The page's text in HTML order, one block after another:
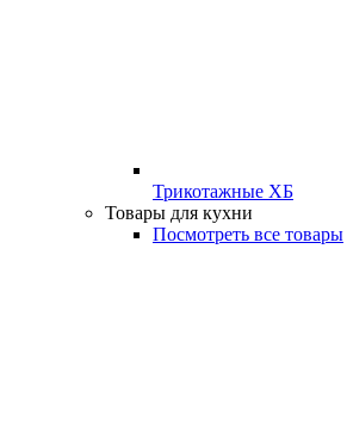
Трикотажные ХБ
Товары для кухни
Посмотреть все товары